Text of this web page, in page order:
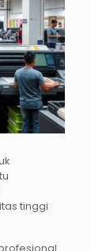
tinggi